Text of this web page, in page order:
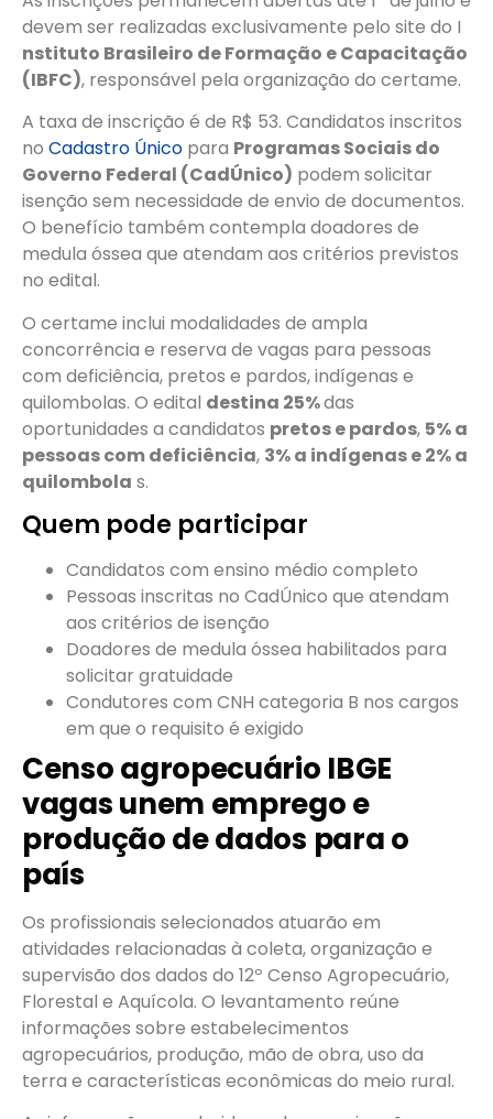
devem ser realizadas exclusivamente pelo site do I
nstituto Brasileiro de Formação e Capacitação
(IBFC), responsável pela organização do certame.
A taxa de inscrição é de R$ 53. Candidatos inscritos
no Cadastro Único para Programas Sociais do
Governo Federal (CadÚnico) podem solicitar
isenção sem necessidade de envio de documentos.
O benefício também contempla doadores de
medula óssea que atendam aos critérios previstos
no edital.
O certame inclui modalidades de ampla
concorrência e reserva de vagas para pessoas
com deficiência, pretos e pardos, indígenas e
quilombolas. O edital destina 25%das
oportunidades a candidatos pretos e pardos, 5% a
pessoas com deficiência, 3% a indígenas e 2% a
quilombola s.
Quem pode participar
Candidatos com ensino médio completo
Pessoas inscritas no CadÚnico que atendam
aos critérios de isenção
Doadores de medula óssea habilitados para
solicitar gratuidade
Condutores com CNH categoria B nos cargos
em que o requisito é exigido
Censo agropecuário IBGE
vagas unem emprego e
produção de dados para o
país
Os profissionais selecionados atuarão em
atividades relacionadas à coleta, organização e
supervisão dos dados do 12º Censo Agropecuário,
Florestal e Aquícola. O levantamento reúne
informações sobre estabelecimentos
agropecuários, produção, mão de obra, uso da
terra e características econômicas do meio rural.